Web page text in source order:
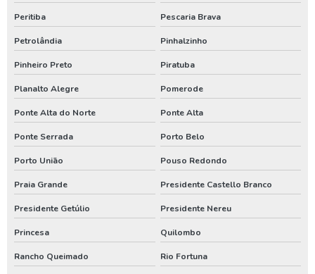
Especialista em perfuração de poços em santa catarina
Licenciamento ambiental em santa catarina
Limpeza de poço artesiano em santa catarina
Limpeza de poço artesiano paraná
Limpeza de poço artesiano rio grande de sul
Limpezas de poços
Limpezas de poços em santa catarina
Limpezas de poços paraná
Peritiba Pescaria Brava
Petrolândia Pinhalzinho
Pinheiro Preto Piratuba
Planalto Alegre Pomerode
Ponte Alta do Norte Ponte Alta
Ponte Serrada Porto Belo
Porto União Pouso Redondo
Praia Grande Presidente Castello Branco
Presidente Getúlio Presidente Nereu
Princesa Quilombo
Rancho Queimado Rio Fortuna